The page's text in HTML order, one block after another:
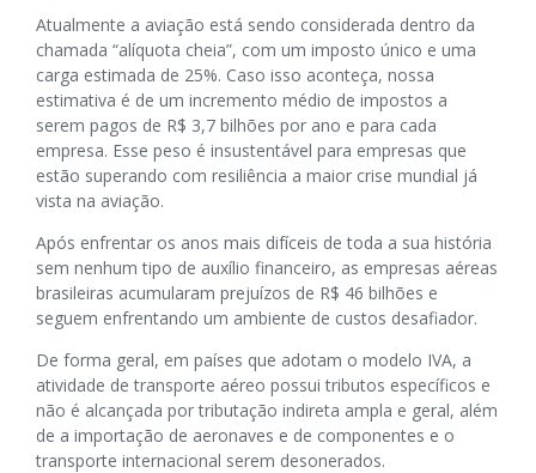
Atualmente a aviação está sendo considerada dentro da
chamada “alíquota cheia”, com um imposto único e uma
carga estimada de 25%. Caso isso aconteça, nossa
estimativa é de um incremento médio de impostos a
serem pagos de R$ 3,7 bilhões por ano e para cada
empresa. Esse peso é insustentável para empresas que
estão superando com resiliência a maior crise mundial já
vista na aviação.
Após enfrentar os anos mais difíceis de toda a sua história
sem nenhum tipo de auxílio financeiro, as empresas aéreas
brasileiras acumularam prejuízos de R$ 46 bilhões e
seguem enfrentando um ambiente de custos desafiador.
De forma geral, em países que adotam o modelo IVA, a
atividade de transporte aéreo possui tributos específicos e
não é alcançada por tributação indireta ampla e geral, além
de a importação de aeronaves e de componentes e o
transporte internacional serem desonerados.